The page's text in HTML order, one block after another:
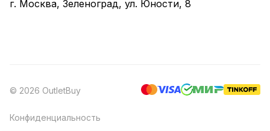
г. Москва, Зеленоград, ул. Юности, 8
© 2026 OutletBuy
Конфиденциальность